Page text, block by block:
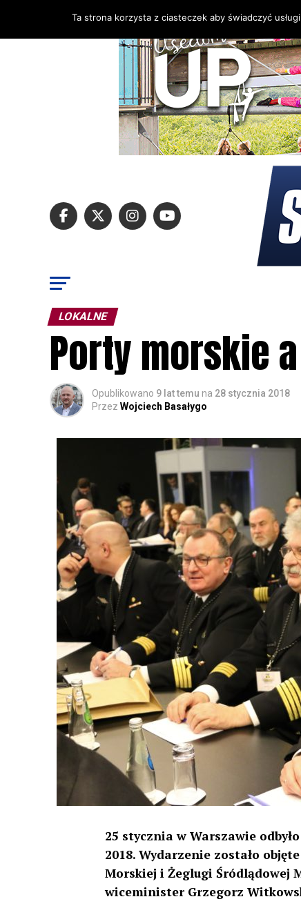
LOKALNE
Porty morskie
Opublikowano 9 lat temu na 28 stycznia 2018
Przez Wojciech Basałygo
25 stycznia w Warszawie
2018. Wydarzenie zostało
Morskiej i Żeglugi Śródlądowej
wiceminister Grzegorz
Ta strona korzysta z ciasteczek aby świadczyć